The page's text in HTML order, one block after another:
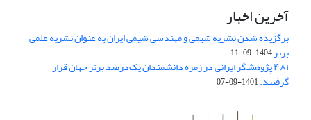
آخرین اخبار
برگزیده شدن نشریه شیمی و مهندسی شیمی ایران به عنوان نشریه علمی
برتر1404-09-11
۴۸۱ پژوهشگر ایرانی در زمره دانشمندان یک‌درصد برتر جهان قرار
گرفتند.1401-09-07